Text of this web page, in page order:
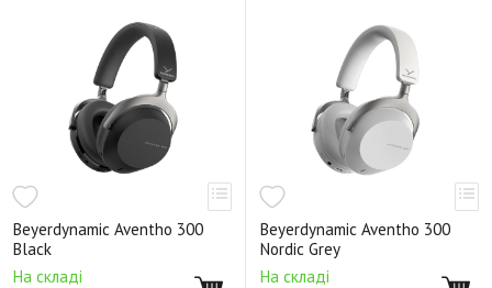
Beyerdynamic Aventho 300
Black
На складі
Beyerdynamic Aventho 300
Nordic Grey
На складі